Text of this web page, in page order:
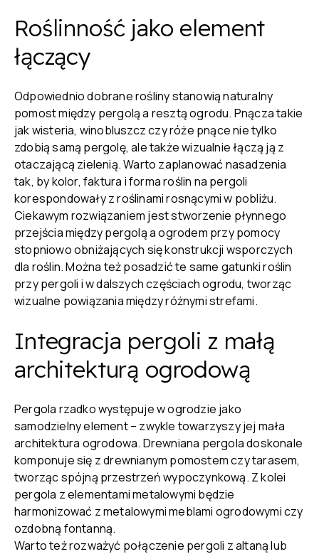
Roślinność jako element
łączący
Odpowiednio dobrane rośliny stanowią naturalny
pomost między pergolą a resztą ogrodu. Pnącza takie
jak wisteria, winobluszcz czy róże pnące nie tylko
zdobią samą pergolę, ale także wizualnie łączą ją z
otaczającą zielenią. Warto zaplanować nasadzenia
tak, by kolor, faktura i forma roślin na pergoli
korespondowały z roślinami rosnącymi w pobliżu.
Ciekawym rozwiązaniem jest stworzenie płynnego
przejścia między pergolą a ogrodem przy pomocy
stopniowo obniżających się konstrukcji wsporczych
dla roślin. Można też posadzić te same gatunki roślin
przy pergoli i w dalszych częściach ogrodu, tworząc
wizualne powiązania między różnymi strefami.
Integracja pergoli z małą
architekturą ogrodową
Pergola rzadko występuje w ogrodzie jako
samodzielny element – zwykle towarzyszy jej mała
architektura ogrodowa. Drewniana pergola doskonale
komponuje się z drewnianym pomostem czy tarasem,
tworząc spójną przestrzeń wypoczynkową. Z kolei
pergola z elementami metalowymi będzie
harmonizować z metalowymi meblami ogrodowymi czy
ozdobną fontanną.
Warto też rozważyć połączenie pergoli z altaną lub